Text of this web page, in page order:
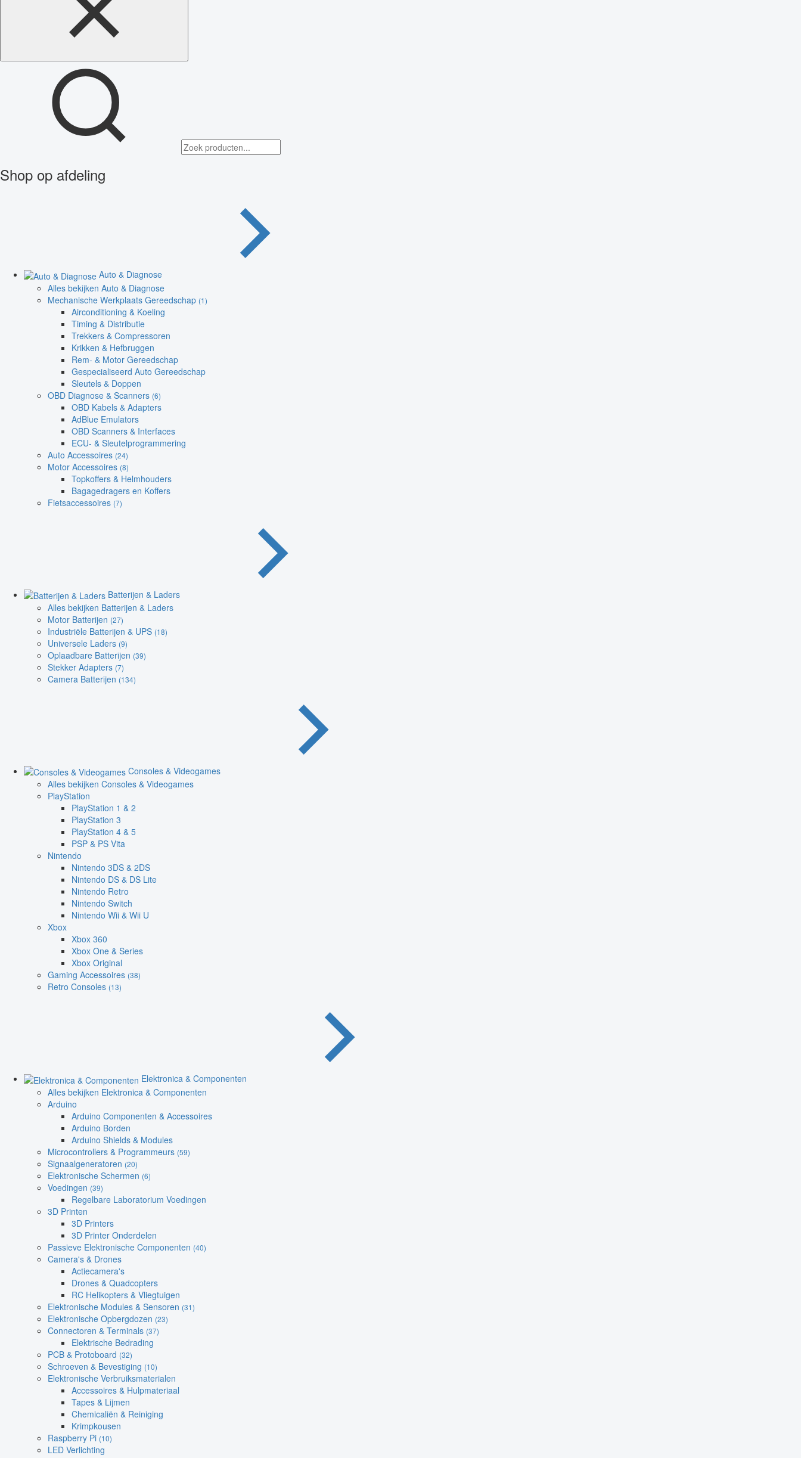
Shop op afdeling
Auto & Diagnose
Alles bekijken Auto & Diagnose
Mechanische Werkplaats Gereedschap (1)
Airconditioning & Koeling
Timing & Distributie
Trekkers & Compressoren
Krikken & Hefbruggen
Rem- & Motor Gereedschap
Gespecialiseerd Auto Gereedschap
Sleutels & Doppen
OBD Diagnose & Scanners (6)
OBD Kabels & Adapters
AdBlue Emulators
OBD Scanners & Interfaces
ECU- & Sleutelprogrammering
Auto Accessoires (24)
Motor Accessoires (8)
Topkoffers & Helmhouders
Bagagedragers en Koffers
Fietsaccessoires (7)
Batterijen & Laders
Alles bekijken Batterijen & Laders
Motor Batterijen (27)
Industriële Batterijen & UPS (18)
Universele Laders (9)
Oplaadbare Batterijen (39)
Stekker Adapters (7)
Camera Batterijen (134)
Consoles & Videogames
Alles bekijken Consoles & Videogames
PlayStation
PlayStation 1 & 2
PlayStation 3
PlayStation 4 & 5
PSP & PS Vita
Nintendo
Nintendo 3DS & 2DS
Nintendo DS & DS Lite
Nintendo Retro
Nintendo Switch
Nintendo Wii & Wii U
Xbox
Xbox 360
Xbox One & Series
Xbox Original
Gaming Accessoires (38)
Retro Consoles (13)
Elektronica & Componenten
Alles bekijken Elektronica & Componenten
Arduino
Arduino Componenten & Accessoires
Arduino Borden
Arduino Shields & Modules
Microcontrollers & Programmeurs (59)
Signaalgeneratoren (20)
Elektronische Schermen (6)
Voedingen (39)
Regelbare Laboratorium Voedingen
3D Printen
3D Printers
3D Printer Onderdelen
Passieve Elektronische Componenten (40)
Camera's & Drones
Actiecamera's
Drones & Quadcopters
RC Helikopters & Vliegtuigen
Elektronische Modules & Sensoren (31)
Elektronische Opbergdozen (23)
Connectoren & Terminals (37)
Elektrische Bedrading
PCB & Protoboard (32)
Schroeven & Bevestiging (10)
Elektronische Verbruiksmaterialen
Accessoires & Hulpmateriaal
Tapes & Lijmen
Chemicaliën & Reiniging
Krimpkousen
Raspberry Pi (10)
LED Verlichting